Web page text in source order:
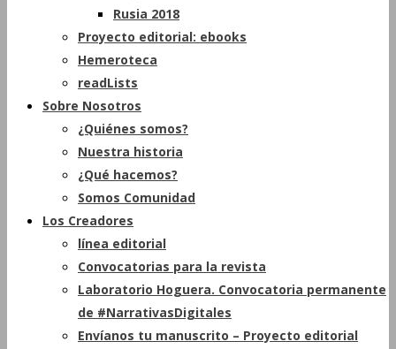
Rusia 2018
Proyecto editorial: ebooks
Hemeroteca
readLists
Sobre Nosotros
¿Quiénes somos?
Nuestra historia
¿Qué hacemos?
Somos Comunidad
Los Creadores
línea editorial
Convocatorias para la revista
Laboratorio Hoguera. Convocatoria permanente
de #NarrativasDigitales
Envíanos tu manuscrito – Proyecto editorial